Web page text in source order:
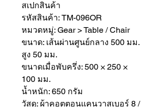
สเปกสินค้า
รหัสสินค้า: TM-096OR
หมวดหมู่: Gear > Table / Chair
ขนาด: เส้นผ่านศูนย์กลาง 500 มม.
สูง 50 มม.
ขนาดเมื่อพับครึ่ง: 500 × 250 ×
100 มม.
น้ำหนัก: 650 กรัม
วัสดุ: ผ้าคอตตอนแคนวาสเบอร์ 8 /